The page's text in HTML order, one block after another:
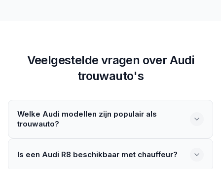
Veelgestelde vragen overAudi
trouwauto's
Welke Audi modellen zijn populair als
trouwauto?
vanwege zijn sportieve uitstraling. Ook de A8 wordt als
Is een Audi R8 beschikbaar met chauffeur?